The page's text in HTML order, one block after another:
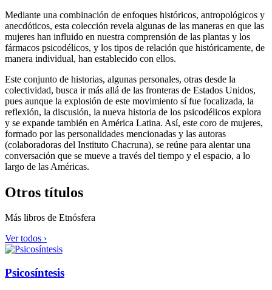
Mediante una combinación de enfoques históricos, antropológicos y
anecdóticos, esta colección revela algunas de las maneras en que las
mujeres han influido en nuestra comprensión de las plantas y los
fármacos psicodélicos, y los tipos de relación que históricamente, de
manera individual, han establecido con ellos.
Este conjunto de historias, algunas personales, otras desde la
colectividad, busca ir más allá de las fronteras de Estados Unidos,
pues aunque la explosión de este movimiento sí fue focalizada, la
reflexión, la discusión, la nueva historia de los psicodélicos explora
y se expande también en América Latina. Así, este coro de mujeres,
formado por las personalidades mencionadas y las autoras
(colaboradoras del Instituto Chacruna), se reúne para alentar una
conversación que se mueve a través del tiempo y el espacio, a lo
largo de las Américas.
Otros títulos
Más libros de Etnósfera
Ver todos ›
Psicosíntesis